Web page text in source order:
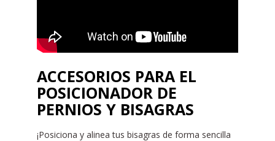
ACCESORIOS PARA EL
POSICIONADOR DE
PERNIOS Y BISAGRAS
¡Posiciona y alinea tus bisagras de forma sencilla